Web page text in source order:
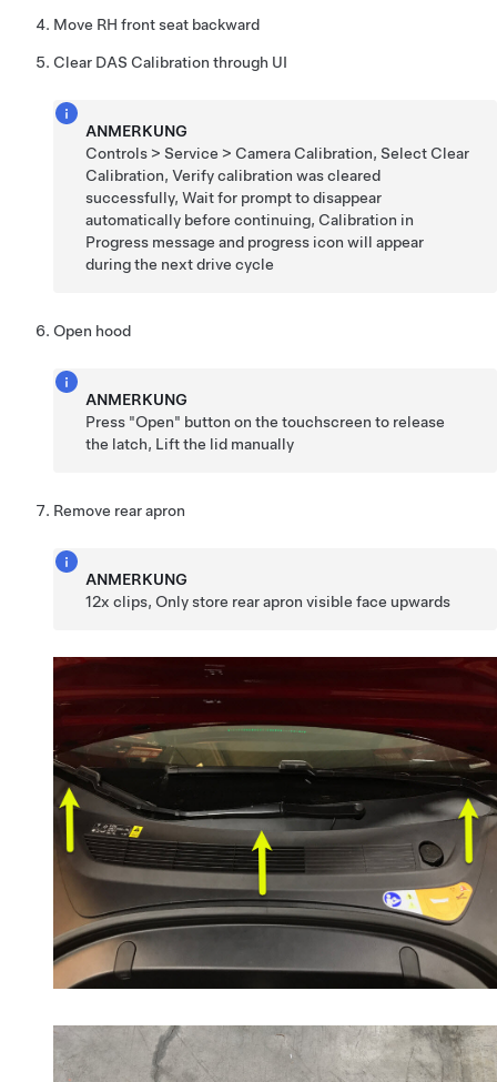
Move RH front seat backward
Clear DAS Calibration through UI
ANMERKUNG
Controls > Service > Camera Calibration, Select Clear
Calibration, Verify calibration was cleared
successfully, Wait for prompt to disappear
automatically before continuing, Calibration in
Progress message and progress icon will appear
during the next drive cycle
Open hood
ANMERKUNG
Press "Open" button on the touchscreen to release
the latch, Lift the lid manually
Remove rear apron
ANMERKUNG
12x clips, Only store rear apron visible face upwards